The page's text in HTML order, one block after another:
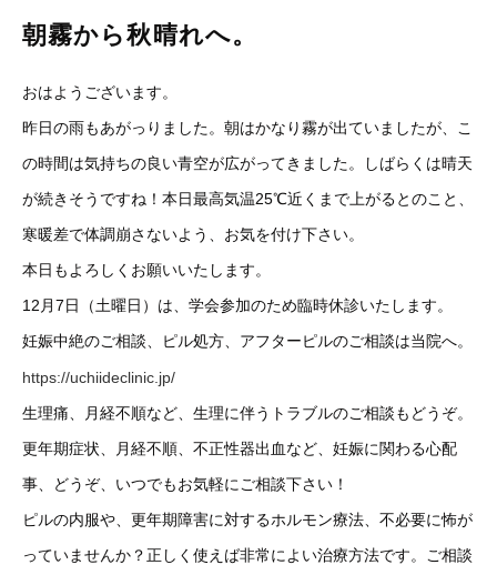
朝霧から秋晴れへ。
おはようございます。
昨日の雨もあがっりました。朝はかなり霧が出ていましたが、こ
の時間は気持ちの良い青空が広がってきました。しばらくは晴天
が続きそうですね！本日最高気温25℃近くまで上がるとのこと、
寒暖差で体調崩さないよう、お気を付け下さい。
本日もよろしくお願いいたします。
12月7日（土曜日）は、学会参加のため臨時休診いたします。
妊娠中絶のご相談、ピル処方、アフターピルのご相談は当院へ。
https://uchiideclinic.jp/
生理痛、月経不順など、生理に伴うトラブルのご相談もどうぞ。
更年期症状、月経不順、不正性器出血など、妊娠に関わる心配
事、どうぞ、いつでもお気軽にご相談下さい！
ピルの内服や、更年期障害に対するホルモン療法、不必要に怖が
っていませんか？正しく使えば非常によい治療方法です。ご相談